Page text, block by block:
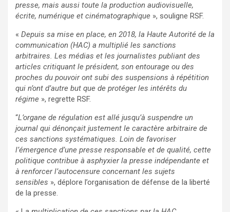
presse, mais aussi toute la production audiovisuelle,
écrite, numérique et cinématographique », souligne RSF.
« Depuis sa mise en place, en 2018, la Haute Autorité de la
communication (HAC) a multiplié les sanctions
arbitraires. Les médias et les journalistes publiant des
articles critiquant le président, son entourage ou des
proches du pouvoir ont subi des suspensions à répétition
qui n’ont d’autre but que de protéger les intérêts du
régime », regrette RSF.
“L’organe de régulation est allé jusqu’à suspendre un
journal qui dénonçait justement le caractère arbitraire de
ces sanctions systématiques. Loin de favoriser
l’émergence d’une presse responsable et de qualité, cette
politique contribue à asphyxier la presse indépendante et
à renforcer l’autocensure concernant les sujets
sensibles », déplore l’organisation de défense de la liberté
de la presse.